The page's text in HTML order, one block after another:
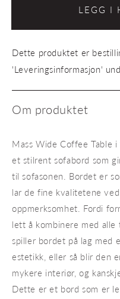
Wide
LEGG I
Dette produktet er
'Leveringsinformasjon'
Om produktet
Mass Wide Coffee Table
et stilrent sofabord som
til sofasonen. Bordet er
lar de fine kvalitetene
oppmerksomhet. Fordi
lett å kombinere med
spiller bordet på lag med
estetikk, eller så blir den
mykere interiør, og
Dette er et bord som er